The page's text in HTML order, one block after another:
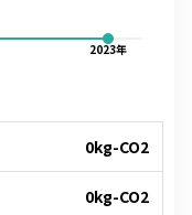
2023年
0kg-CO2
0kg-CO2